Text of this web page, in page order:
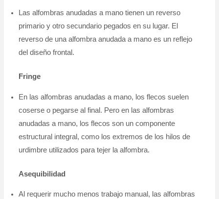
Las alfombras anudadas a mano tienen un reverso
primario y otro secundario pegados en su lugar. El
reverso de una alfombra anudada a mano es un reflejo
del diseño frontal.
Fringe
En las alfombras anudadas a mano, los flecos suelen
coserse o pegarse al final. Pero en las alfombras
anudadas a mano, los flecos son un componente
estructural integral, como los extremos de los hilos de
urdimbre utilizados para tejer la alfombra.
Asequibilidad
Al requerir mucho menos trabajo manual, las alfombras